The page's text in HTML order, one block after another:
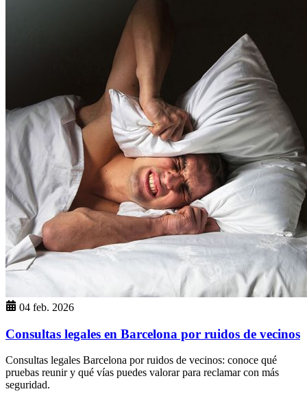
04 feb. 2026
Consultas legales en Barcelona por ruidos de vecinos
Consultas legales Barcelona por ruidos de vecinos: conoce qué
pruebas reunir y qué vías puedes valorar para reclamar con más
seguridad.